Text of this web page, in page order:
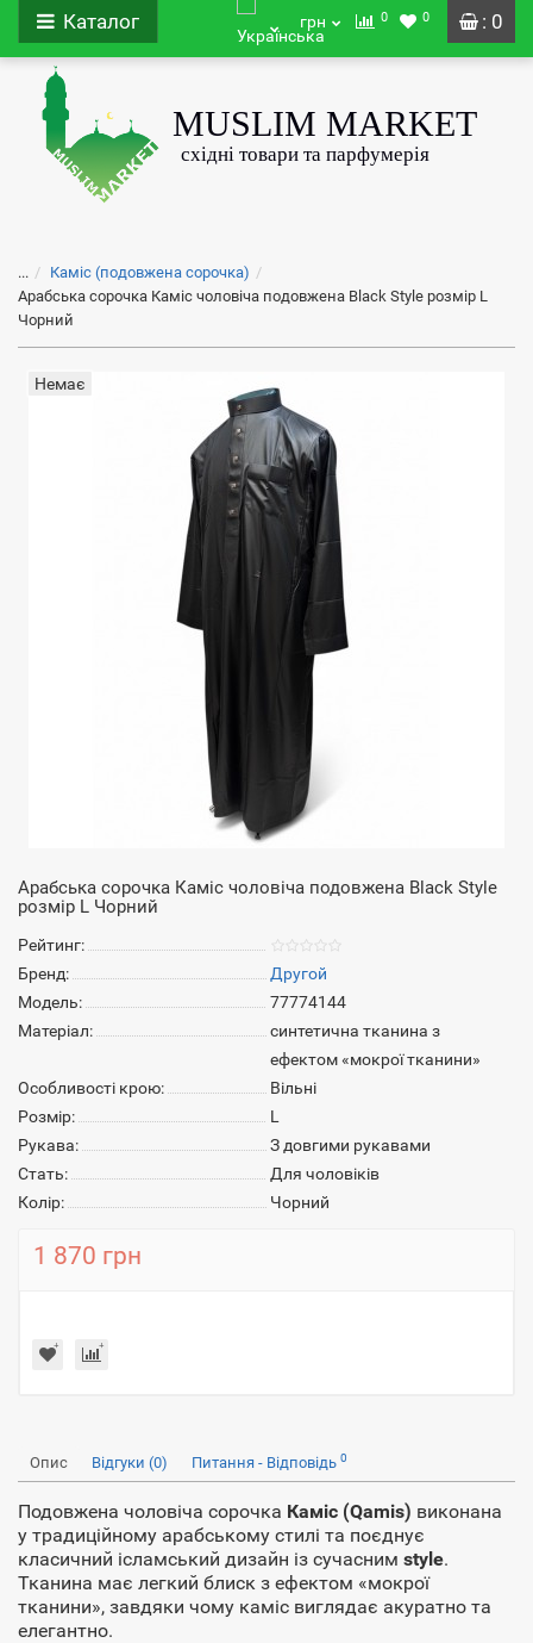
: 0
Каталог грн 0 0
...
Каміс (подовжена сорочка)
Арабська сорочка Каміс чоловіча подовжена Black Style розмір L
Чорний
Немає
Арабська сорочка Каміс чоловіча подовжена Black Style
розмір L Чорний
Рейтинг:
Бренд:
Другой
Модель:
77774144
Матеріал:
синтетична тканина з
ефектом «мокрої тканини»
Особливості крою:
Вільні
Розмір:
L
Рукава:
З довгими рукавами
Стать:
Для чоловіків
Колір:
Чорний
1 870 грн
Опис Відгуки (0) Питання - Відповідь 0
Подовжена чоловіча сорочка Каміс (Qamis) виконана
у традиційному арабському стилі та поєднує
класичний ісламський дизайн із сучасним style.
Тканина має легкий блиск з ефектом «мокрої
тканини», завдяки чому каміс виглядає акуратно та
елегантно.